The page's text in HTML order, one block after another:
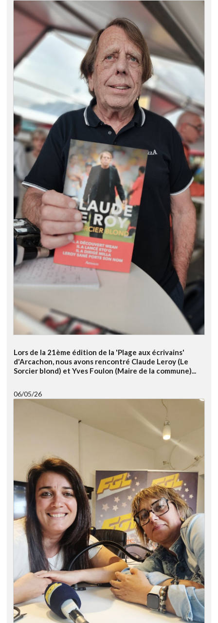
Lors de la 21ème édition de la 'Plage aux écrivains'
d'Arcachon, nous avons rencontré Claude Leroy (Le
Sorcier blond) et Yves Foulon (Maire de la commune)...
06/05/26